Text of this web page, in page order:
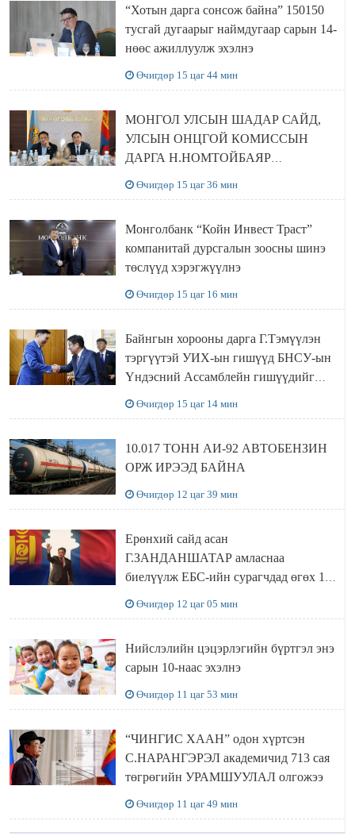
“Хотын дарга сонсож байна” 150150
тусгай дугаарыг наймдугаар сарын 14-
нөөс ажиллуулж эхэлнэ
Өчигдөр 15 цаг 44 мин
МОНГОЛ УЛСЫН ШАДАР САЙД,
УЛСЫН ОНЦГОЙ КОМИССЫН
ДАРГА Н.НОМТОЙБАЯР
Өчигдөр 15 цаг 36 мин
Монголбанк “Койн Инвест Траст”
компанитай дурсгалын зоосны шинэ
төслүүд хэрэгжүүлнэ
Өчигдөр 15 цаг 16 мин
Байнгын хорооны дарга Г.Тэмүүлэн
тэргүүтэй УИХ-ын гишүүд БНСУ-ын
Үндэсний Ассамблейн гишүүдийг
Өчигдөр 15 цаг 14 мин
10.017 ТОНН АИ-92 АВТОБЕНЗИН
ОРЖ ИРЭЭД БАЙНА
Өчигдөр 12 цаг 39 мин
Ерөнхий сайд асан
Г.ЗАНДАНШАТАР амласнаа
биелүүлж ЕБС-ийн сурагчдад өгөх 10.
Өчигдөр 12 цаг 05 мин
Нийслэлийн цэцэрлэгийн бүртгэл энэ
сарын 10-наас эхэлнэ
Өчигдөр 11 цаг 53 мин
“ЧИНГИС ХААН” одон хүртсэн
С.НАРАНГЭРЭЛ академичид 713 сая
төгрөгийн УРАМШУУЛАЛ олгожээ
Өчигдөр 11 цаг 49 мин